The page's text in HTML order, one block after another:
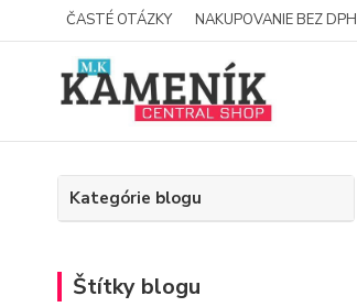
ČASTÉ OTÁZKY NAKUPOVANIE BEZ DPH
Kategórie blogu
Štítky blogu